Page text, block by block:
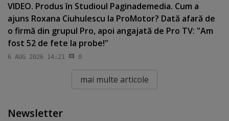
VIDEO. Produs în Studioul Paginademedia. Cum a
ajuns Roxana Ciuhulescu la ProMotor? Dată afară de
o firmă din grupul Pro, apoi angajată de Pro TV: "Am
fost 52 de fete la probe!"
6 AUG 2026 14:21 0
mai multe articole
Newsletter